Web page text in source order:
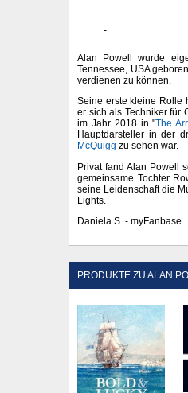
Alan Powell wurde
Tennessee, USA
verdienen zu können.
Seine erste kleine Rolle
er sich als Techniker für
im Jahr 2018 in "The
Hauptdarsteller in der
McQuigg zu sehen war.
Privat fand Alan Powell
gemeinsame Tochter
seine Leidenschaft die
Lights.
Daniela S. - myFanbase
PRODUKTE ZU ALAN